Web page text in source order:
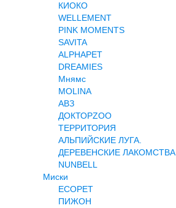
КИОКО
WELLEMENT
PINK MOMENTS
SAVITA
ALPHAPET
DREAMIES
Мнямс
MOLINA
АВЗ
ДОКТОРZOO
ТЕРРИТОРИЯ
АЛЬПИЙСКИЕ ЛУГА.
ДЕРЕВЕНСКИЕ ЛАКОМСТВА
NUNBELL
Миски
ECOPET
ПИЖОН